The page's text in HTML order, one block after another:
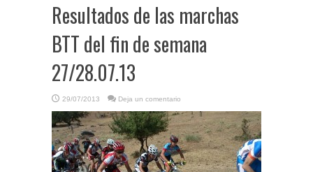
Resultados de las marchas
BTT del fin de semana
27/28.07.13
29/07/2013 Deja un comentario